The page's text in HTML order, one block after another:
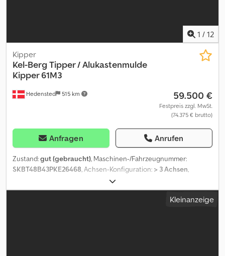
1 / 12
Hedensted 515 km
Kipper
Kel-Berg Tipper / Alukastenmulde
Kipper 61M3
59.500 €
Festpreis zzgl. MwSt.
(74.375 € brutto)
Anfragen Anrufen
Zustand:gut (gebraucht), Maschinen-/Fahrzeugnummer:
SKBT48B43PKE26468, Achsen-Konfiguration: > 3 Achsen,
, Laderaumbreite:
Laderaumhöhe:2.200 mm, Baujahr:2023, = Weitere Optionen und
Zubehör = - Luftfederung hinten - Luftfederung vorn = Weitere
Kleinanzeige